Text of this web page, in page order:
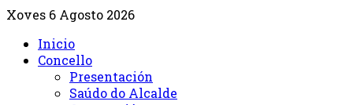
Xoves 6 Agosto 2026
Inicio
Concello
Presentación
Saúdo do Alcalde